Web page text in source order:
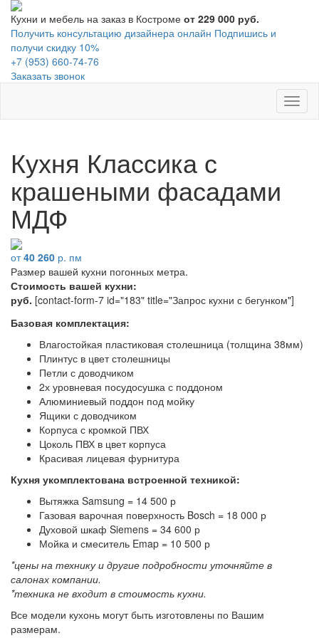
Кухни и мебель на заказ в Костроме от 229 000 руб.
Получить консультацию дизайнера онлайн Подпишись и
получи скидку 10%
+7 (953) 660-74-76
Заказать звонок
Кухня Классика с
крашеными фасадами
МДФ
от40 260 р. пм
Размер вашей кухни погонных метра.
Стоимость вашей кухни:
руб. [contact-form-7 id="183" title="Запрос кухни с бегунком"]
Базовая комплектация:
Влагостойкая пластиковая столешница (толщина 38мм)
Плинтус в цвет столешницы
Петли с доводчиком
2х уровневая посудосушка с поддоном
Алюминиевый поддон под мойку
Ящики с доводчиком
Корпуса с кромкой ПВХ
Цоколь ПВХ в цвет корпуса
Красивая лицевая фурнитура
Кухня укомплектована встроенной техникой:
Вытяжка Samsung = 14 500 р
Газовая варочная поверхность Bosch = 18 000 р
Духовой шкаф Siemens = 34 600 р
Мойка и смеситель Emap = 10 500 р
*цены на технику и другие подробности уточняйте в
салонах компании.
*техника не входит в стоимость кухни.
Все модели кухонь могут быть изготовлены по Вашим
размерам.